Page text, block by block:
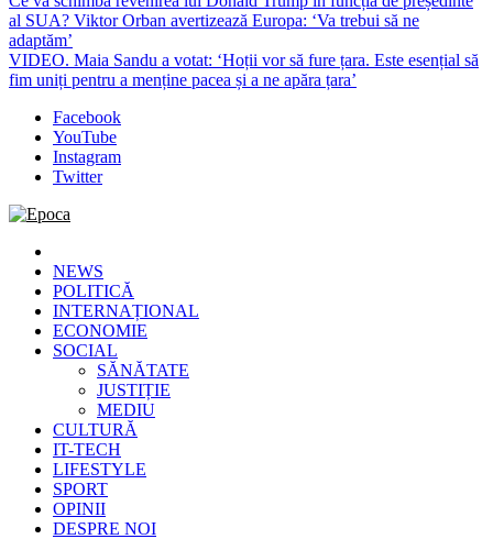
al SUA? Viktor Orban avertizează Europa: ‘Va trebui să ne
adaptăm’
VIDEO. Maia Sandu a votat: ‘Hoții vor să fure țara. Este esențial să
fim uniți pentru a menține pacea și a ne apăra țara’
Facebook
YouTube
Instagram
Twitter
Epoca
Cele mai noi știri online din România
NEWS
POLITICĂ
INTERNAȚIONAL
ECONOMIE
SOCIAL
SĂNĂTATE
JUSTIȚIE
MEDIU
CULTURĂ
IT-TECH
LIFESTYLE
SPORT
OPINII
DESPRE NOI